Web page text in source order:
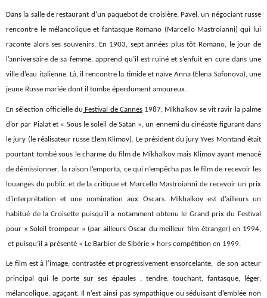
Dans la salle de restaurant d’un paquebot de croisière, Pavel, un négociant russe
rencontre le mélancolique et fantasque Romano (Marcello Mastroianni) qui lui
raconte alors ses souvenirs. En 1903, sept années plus tôt Romano, le jour de
l’anniversaire de sa femme, apprend qu’il est ruiné et s’enfuit en cure dans une
ville d’eau italienne. Là, il rencontre la timide et naïve Anna (Elena Safonova), une
jeune Russe mariée dont il tombe éperdument amoureux.
En sélection officielle du Festival de Cannes1987, Mikhalkov se vit ravir la palme
d’or par Pialat et « Sous le soleil de Satan », un ennemi du cinéaste figurant dans
le jury (le réalisateur russe Elem Klimov). Le président du jury Yves Montand était
pourtant tombé sous le charme du film de Mikhalkov mais Klimov ayant menacé
de démissionner, la raison l’emporta, ce qui n’empêcha pas le film de recevoir les
louanges du public et de la critique et Marcello Mastroianni de recevoir un prix
d’interprétation et une nomination aux Oscars. Mikhalkov est d’ailleurs un
habitué de la Croisette puisqu’il a notamment obtenu le Grand prix du Festival
pour « Soleil trompeur » (par ailleurs Oscar du meilleur film étranger) en 1994,
et puisqu’il a présenté « Le Barbier de Sibérie » hors compétition en 1999.
Le film est à l’image, contrastée et progressivement ensorcelante, de son acteur
principal qui le porte sur ses épaules : tendre, touchant, fantasque, léger,
mélancolique, agaçant. Il n’est ainsi pas sympathique ou séduisant d’emblée non